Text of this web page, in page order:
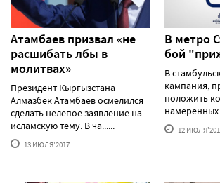
Атамбаев призвал «не
расшибать лбы в
молитвах»
Президент Кыргызстана
Алмазбек Атамбаев осмелился
сделать нелепое заявление на
исламскую тему. В ча......
13 ИЮЛЯ'2017
В метро
бой
В
кампания,
положить
намеренных
12